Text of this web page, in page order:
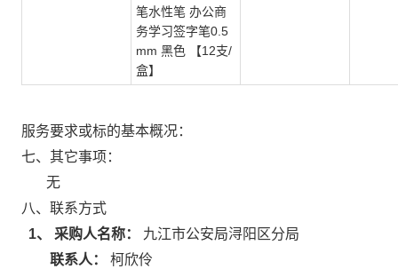
笔水性笔 办公商
务学习签字笔0.5
mm 黑色 【12支/
盒】
服务要求或标的基本概况：
七、其它事项：
无
八、联系方式
1、 采购人名称：
九江市公安局浔阳区分局
联系人：
柯欣伶